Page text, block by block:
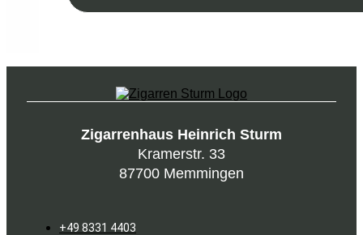
Zigarrenhaus Heinrich Sturm
Kramerstr. 33
87700 Memmingen
+49 8331 4403